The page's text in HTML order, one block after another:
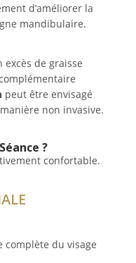
d’améliorer la
mandibulaire.
de graisse
peut être envisagé
non invasive.
?
confortable.
complète du visage